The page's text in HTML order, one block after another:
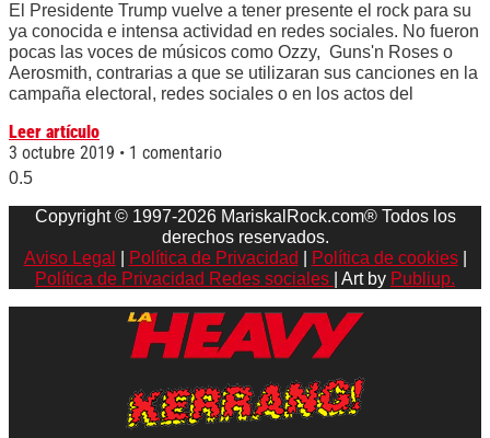
El Presidente Trump vuelve a tener presente el rock para su
ya conocida e intensa actividad en redes sociales. No fueron
pocas las voces de músicos como Ozzy, Guns'n Roses o
Aerosmith, contrarias a que se utilizaran sus canciones en la
campaña electoral, redes sociales o en los actos del
Leer artículo
3 octubre 2019
1 comentario
Copyright © 1997-2026 MariskalRock.com® Todos los
derechos reservados.
Aviso Legal
Política de Privacidad Política de cookies|
Política de Privacidad Redes sociales
| Art by Publiup.